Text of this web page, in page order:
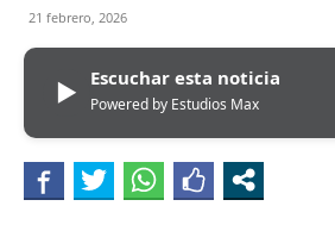
21 febrero, 2026
▶ Escuchar esta noticia
Powered by Estudios Max